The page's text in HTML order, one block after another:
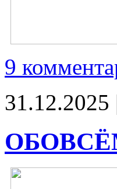
9
31.12.2025